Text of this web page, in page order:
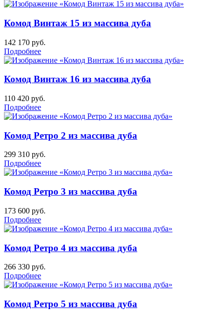
Комод Винтаж 15 из массива дуба
142 170 руб.
Подробнее
Комод Винтаж 16 из массива дуба
110 420 руб.
Подробнее
Комод Ретро 2 из массива дуба
299 310 руб.
Подробнее
Комод Ретро 3 из массива дуба
173 600 руб.
Подробнее
Комод Ретро 4 из массива дуба
266 330 руб.
Подробнее
Комод Ретро 5 из массива дуба